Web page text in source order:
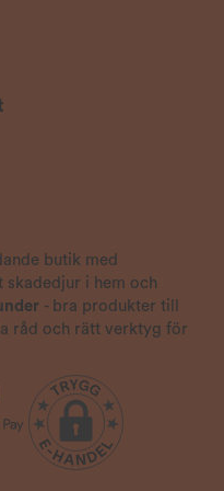
butik med
i hem och
- bra produkter till
råd och rätt verktyg för